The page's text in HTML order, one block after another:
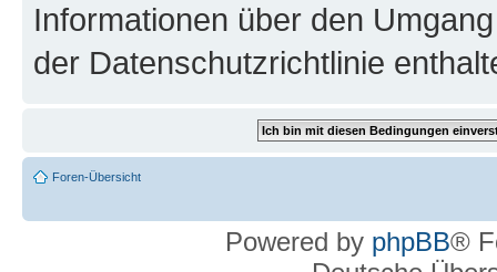
Informationen über den
der Datenschutzrichtlinie
Foren-Übersicht
Powered by phpBB®